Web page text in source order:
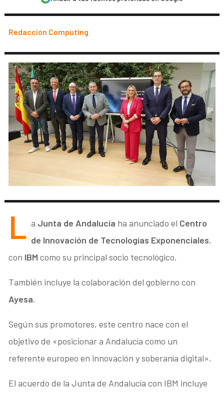
Redacción Computing
L a Junta de Andalucía ha anunciado el Centro
de Innovación de Tecnologías Exponenciales,
con IBM como su principal socio tecnológico.
También incluye la colaboración del gobierno con
Ayesa.
Según sus promotores, este centro nace con el
objetivo de «posicionar a Andalucía como un
referente europeo en innovación y soberanía digital».
El acuerdo de la Junta de Andalucía con IBM incluye